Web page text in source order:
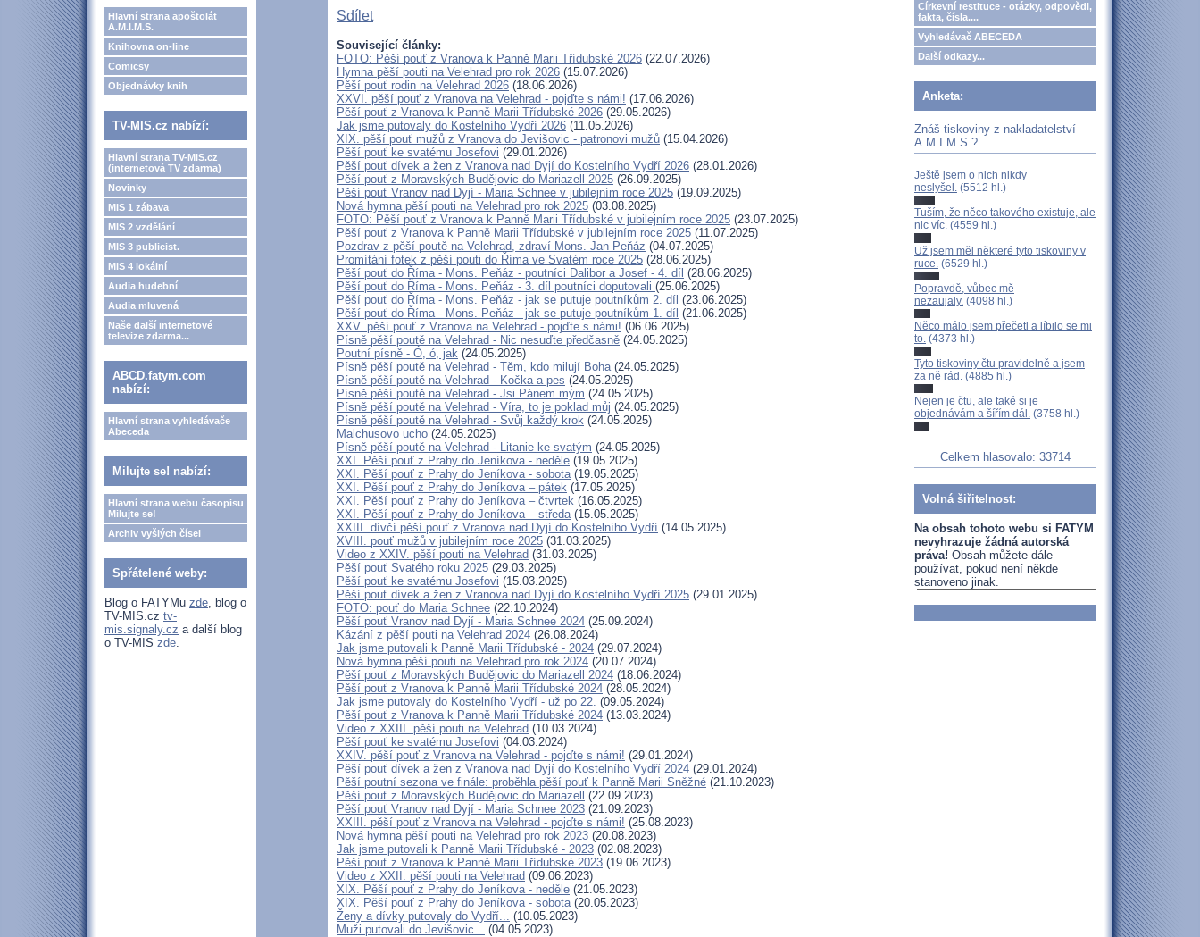
Hlavní strana apoštolát
A.M.I.M.S.
Knihovna on-line
Comicsy
Objednávky knih
TV-MIS.cz nabízí:
Hlavní strana TV-MIS.cz
(internetová TV zdarma)
Novinky
MIS 1 zábava
MIS 2 vzdělání
MIS 3 publicist.
MIS 4 lokální
Audia hudební
Audia mluvená
Naše další internetové
televize zdarma...
ABCD.fatym.com
nabízí:
Hlavní strana vyhledávače
Abeceda
Milujte se! nabízí:
Hlavní strana webu časopisu
Milujte se!
Archiv vyšlých čísel
Spřátelené weby:
Blog o FATYMu zde, blog o
TV-MIS.cz tv-
mis.signaly.cz a další blog
o TV-MIS zde.
Sdílet
Související články:
FOTO: Pěší pouť z Vranova k Panně Marii Třídubské 2026 (22.07.2026)
Hymna pěší pouti na Velehrad pro rok 2026 (15.07.2026)
Pěší pouť rodin na Velehrad 2026 (18.06.2026)
XXVI. pěší pouť z Vranova na Velehrad - pojďte s námi! (17.06.2026)
Pěší pouť z Vranova k Panně Marii Třídubské 2026 (29.05.2026)
Jak jsme putovaly do Kostelního Vydří 2026 (11.05.2026)
XIX. pěší pouť mužů z Vranova do Jevišovic - patronovi mužů (15.04.2026)
Pěší pouť ke svatému Josefovi (29.01.2026)
Pěší pouť dívek a žen z Vranova nad Dyjí do Kostelního Vydří 2026 (28.01.2026)
Pěší pouť z Moravských Budějovic do Mariazell 2025 (26.09.2025)
Pěší pouť Vranov nad Dyjí - Maria Schnee v jubilejním roce 2025 (19.09.2025)
Nová hymna pěší pouti na Velehrad pro rok 2025 (03.08.2025)
FOTO: Pěší pouť z Vranova k Panně Marii Třídubské v jubilejním roce 2025 (23.07.2025)
Pěší pouť z Vranova k Panně Marii Třídubské v jubilejním roce 2025 (11.07.2025)
Pozdrav z pěší poutě na Velehrad, zdraví Mons. Jan Peňáz (04.07.2025)
Promítání fotek z pěší pouti do Říma ve Svatém roce 2025 (28.06.2025)
Pěší pouť do Říma - Mons. Peňáz - poutníci Dalibor a Josef - 4. díl (28.06.2025)
Pěší pouť do Říma - Mons. Peňáz - 3. díl poutníci doputovali (25.06.2025)
Pěší pouť do Říma - Mons. Peňáz - jak se putuje poutníkům 2. díl (23.06.2025)
Pěší pouť do Říma - Mons. Peňáz - jak se putuje poutníkům 1. díl (21.06.2025)
XXV. pěší pouť z Vranova na Velehrad - pojďte s námi! (06.06.2025)
Písně pěší poutě na Velehrad - Nic nesuďte předčasně (24.05.2025)
Poutní písně - Ó, ó, jak (24.05.2025)
Písně pěší poutě na Velehrad - Těm, kdo milují Boha(24.05.2025)
Písně pěší poutě na Velehrad - Kočka a pes (24.05.2025)
Písně pěší poutě na Velehrad - Jsi Pánem mým (24.05.2025)
Písně pěší poutě na Velehrad - Víra, to je poklad můj (24.05.2025)
Písně pěší poutě na Velehrad - Svůj každý krok (24.05.2025)
Malchusovo ucho (24.05.2025)
Písně pěší poutě na Velehrad - Litanie ke svatým (24.05.2025)
XXI. Pěší pouť z Prahy do Jeníkova - neděle (19.05.2025)
XXI. Pěší pouť z Prahy do Jeníkova - sobota(19.05.2025)
XXI. Pěší pouť z Prahy do Jeníkova – pátek (17.05.2025)
XXI. Pěší pouť z Prahy do Jeníkova –⁠⁠⁠⁠⁠⁠ čtvrtek (16.05.2025)
XXI. Pěší pouť z Prahy do Jeníkova – středa(15.05.2025)
XXIII. dívčí pěší pouť z Vranova nad Dyjí do Kostelního Vydří (14.05.2025)
XVIII. pouť mužů v jubilejním roce 2025 (31.03.2025)
Video z XXIV. pěší pouti na Velehrad (31.03.2025)
Pěší pouť Svatého roku 2025 (29.03.2025)
Pěší pouť ke svatému Josefovi (15.03.2025)
Pěší pouť dívek a žen z Vranova nad Dyjí do Kostelního Vydří 2025 (29.01.2025)
FOTO: pouť do Maria Schnee (22.10.2024)
Pěší pouť Vranov nad Dyjí - Maria Schnee 2024 (25.09.2024)
Kázání z pěší pouti na Velehrad 2024 (26.08.2024)
Jak jsme putovali k Panně Marii Třídubské - 2024 (29.07.2024)
Nová hymna pěší pouti na Velehrad pro rok 2024 (20.07.2024)
Pěší pouť z Moravských Budějovic do Mariazell 2024 (18.06.2024)
Pěší pouť z Vranova k Panně Marii Třídubské 2024 (28.05.2024)
Jak jsme putovaly do Kostelního Vydří - už po 22. (09.05.2024)
Pěší pouť z Vranova k Panně Marii Třídubské 2024 (13.03.2024)
Video z XXIII. pěší pouti na Velehrad (10.03.2024)
Pěší pouť ke svatému Josefovi (04.03.2024)
XXIV. pěší pouť z Vranova na Velehrad - pojďte s námi! (29.01.2024)
Pěší pouť dívek a žen z Vranova nad Dyjí do Kostelního Vydří 2024 (29.01.2024)
Pěší poutní sezona ve finále: proběhla pěší pouť k Panně Marii Sněžné (21.10.2023)
Pěší pouť z Moravských Budějovic do Mariazell
(22.09.2023)
Pěší pouť Vranov nad Dyjí - Maria Schnee 2023 (21.09.2023)
XXIII. pěší pouť z Vranova na Velehrad - pojďte s námi! (25.08.2023)
Nová hymna pěší pouti na Velehrad pro rok 2023 (20.08.2023)
Jak jsme putovali k Panně Marii Třídubské - 2023 (02.08.2023)
Pěší pouť z Vranova k Panně Marii Třídubské 2023 (19.06.2023)
Video z XXII. pěší pouti na Velehrad (09.06.2023)
XIX. Pěší pouť z Prahy do Jeníkova - neděle (21.05.2023)
XIX. Pěší pouť z Prahy do Jeníkova - sobota(20.05.2023)
Ženy a dívky putovaly do Vydří... (10.05.2023)
Muži putovali do Jevišovic... (04.05.2023)
Církevní restituce - otázky, odpovědi,
fakta, čísla....
Vyhledávač ABECEDA
Další odkazy...
Anketa:
Znáš tiskoviny z nakladatelství
A.M.I.M.S.?
Ještě jsem o nich nikdy
neslyšel. (5512 hl.)
Tuším, že něco takového existuje, ale
nic víc. (4559 hl.)
Už jsem měl některé tyto tiskoviny v
ruce. (6529 hl.)
Popravdě, vůbec mě
nezaujaly. (4098 hl.)
Něco málo jsem přečetl a líbilo se mi
to. (4373 hl.)
Tyto tiskoviny čtu pravidelně a jsem
za ně rád. (4885 hl.)
Nejen je čtu, ale také si je
objednávám a šířím dál. (3758 hl.)
Celkem hlasovalo: 33714
Volná šiřitelnost:
Na obsah tohoto webu si FATYM
nevyhrazuje žádná autorská
práva! Obsah můžete dále
používat, pokud není někde
stanoveno jinak.